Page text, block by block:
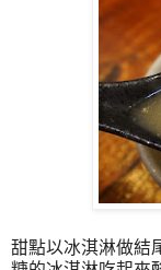
甜點以冰淇淋做結